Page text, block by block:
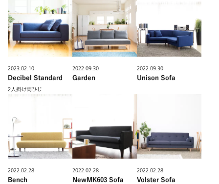
2023.02.10
Decibel Standard
2人掛け両ひじ
2022.09.30
Garden
2022.09.30
Unison Sofa
2022.02.28
Bench
2022.02.28
NewMK603 Sofa
2022.02.28
Volster Sofa